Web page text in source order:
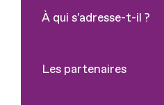
À qui s'adresse-t-il ?
Les partenaires